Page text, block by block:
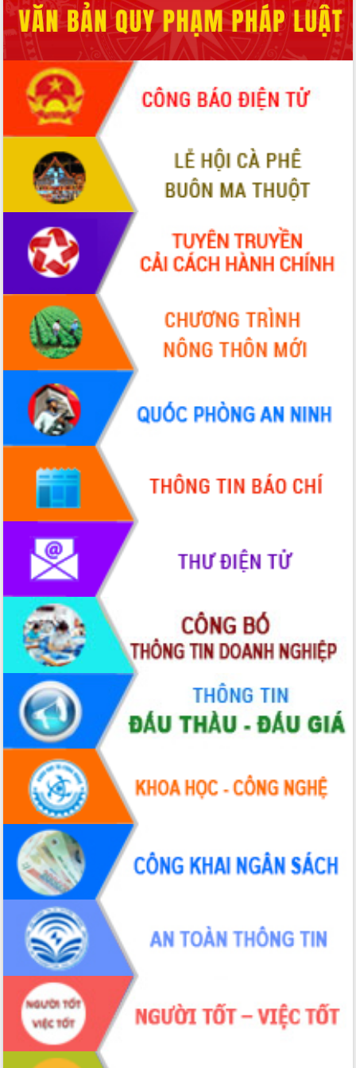
đấu có 77% xã đạt chuẩn nông thôn
mới
Chuyển đổi số 'mở đường' cho nông
nghiệp Đắk Lắk tăng trưởng bứt phá
Triển khai đồng bộ đo đạc, lập hồ sơ
địa chính, hoàn thiện cơ sở dữ liệu đất
đai
Ứng dụng sinh trắc học - Bước tiến
trong hành trình chuyển đổi số tại Đắk
Đắk Lắk nâng cao hiệu quả công tác
Đảng từ Sổ tay đảng viên điện tử
Đắk Lắk đẩy mạnh nuôi biển công
nghệ, hướng tới phát triển thủy sản
bền vững
Tập huấn nâng cao năng lực triển khai
chuyển đổi số cho cán bộ, công chức
cấp xã
Đắk Lắk phát động hưởng ứng Ngày
Quyền của người tiêu dùng Việt Nam
2026
Đẩy mạnh cải cách hành chính, quyết
tâm đạt được mục tiêu tăng trưởng
hai con số trong năm 2026
Tổ chức trang trọng Lễ hội Đền thờ
Lương Văn Chánh năm 2026
Phó Bí thư Tỉnh ủy Đắk Lắk Đỗ Hữu
Huy giữ chức Bí thư Đảng ủy Ủy Ban
Nhân dân tỉnh
Bệnh án điện tử thúc đẩy chuyển đổi
số y tế tại Đắk Lắk
Chuyển đổi số thư viện: Mở rộng
không gian tri thức trong thời đại số
Đánh giá, rút kinh nghiệm công tác tổ
chức diễn tập trước ngày bầu cử
Chương trình “Gặp gỡ hữu nghị –
Friendship Meeting New Year 2026”
Bầu cử Quốc hội và HĐND: Cử tri Đắk
Lắk gửi gắm niềm tin, kỳ vọng vào lá
phiếu
Đắk Lắk sẵn sàng các điều kiện cho
Ngày hội bầu cử đại biểu Quốc hội
khóa XVI và HĐND các cấp nhiệm kỳ
2026-2031
Đảm bảo cuộc bầu cử đại biểu Quốc
hội và đại biểu HĐND các cấp diễn ra
an toàn, hiệu quả, đúng quy định
Thủ tướng Chính phủ Phạm Minh Chính
kiểm tra, chỉ đạo hoàn thành các dự
án cao tốc và thăm khu tái định cư tại
Đắk Lắk
Sôi nổi Hội đua ngựa truyền thống Gò
Thì Thùng mừng Xuân Bính Ngọ 2026
Lãnh đạo tỉnh dâng hương tưởng niệm
tại Đập Đồng Cam đầu Xuân Bính Ngọ
Ngành nông nghiệp phấn đấu tăng
trưởng đạt 5,86% trong năm 2026
UBND tỉnh Đắk Lắk triển khai công tác
quốc phòng, quân sự địa phương năm
2026
Đắk Lắk tập trung toàn lực khắc phục
tồn tại IUU, sẵn sàng làm việc với